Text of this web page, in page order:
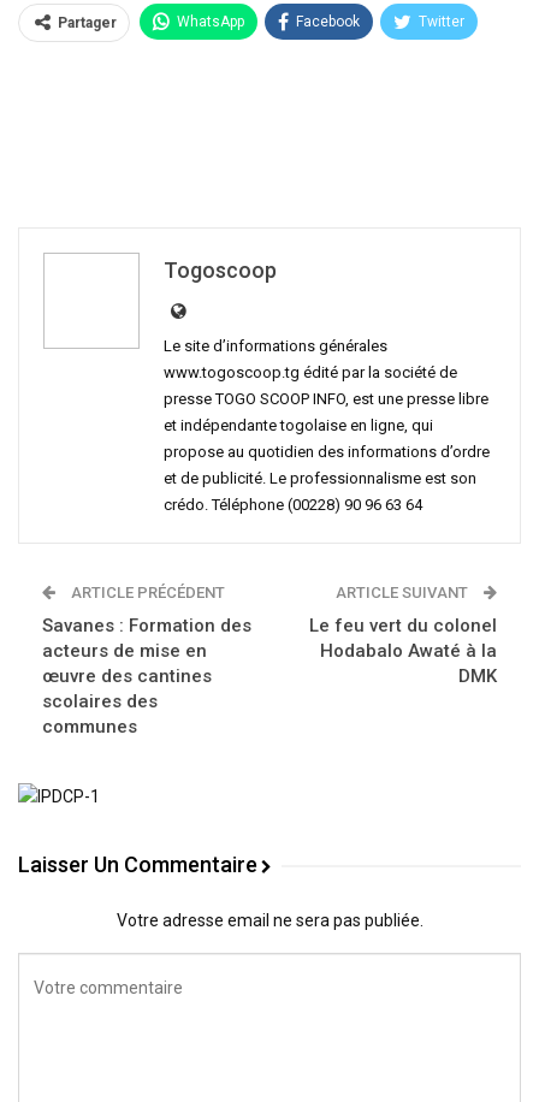
Partager WhatsApp Facebook Twitter
Togoscoop
Le site d’informations générales
www.togoscoop.tg édité par la société de
presse TOGO SCOOP INFO, est une presse libre
et indépendante togolaise en ligne, qui
propose au quotidien des informations d’ordre
et de publicité. Le professionnalisme est son
crédo. Téléphone (00228) 90 96 63 64
ARTICLE PRÉCÉDENT
Savanes : Formation des
acteurs de mise en
œuvre des cantines
scolaires des
communes
ARTICLE SUIVANT
Le feu vert du colonel
Hodabalo Awaté à la
DMK
Laisser Un Commentaire
Votre adresse email ne sera pas publiée.